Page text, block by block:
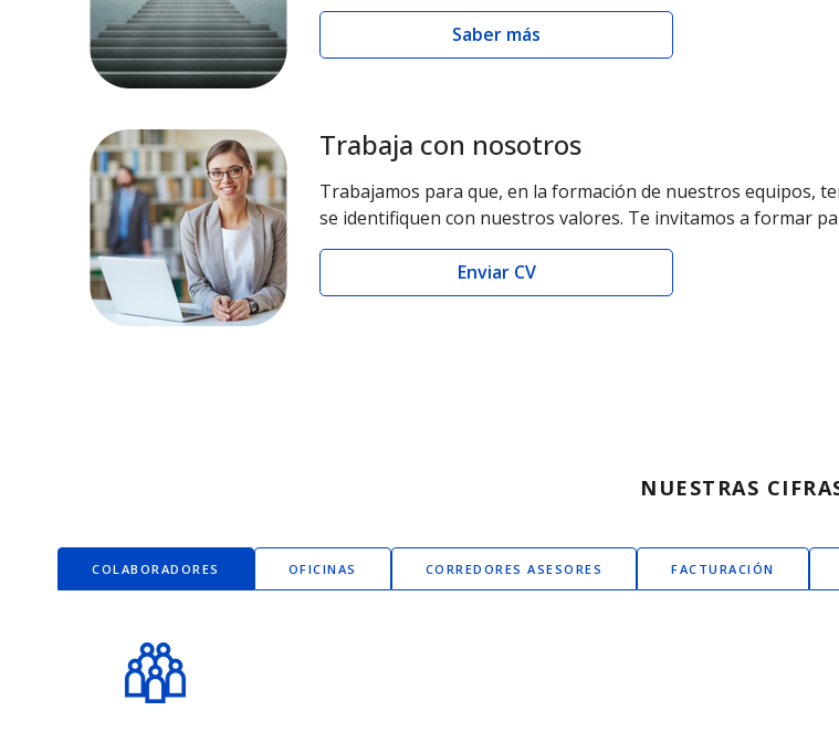
Saber más
Trabaja con nosotros
Trabajamos para que, en la formación de nuestros equipos,
se identifiquen con nuestros valores. Te invitamos a formar
Enviar CV
NUESTRAS
COLABORADORES OFICINAS CORREDORES ASESORES FACTURACIÓN